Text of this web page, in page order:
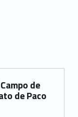
de
de Paco